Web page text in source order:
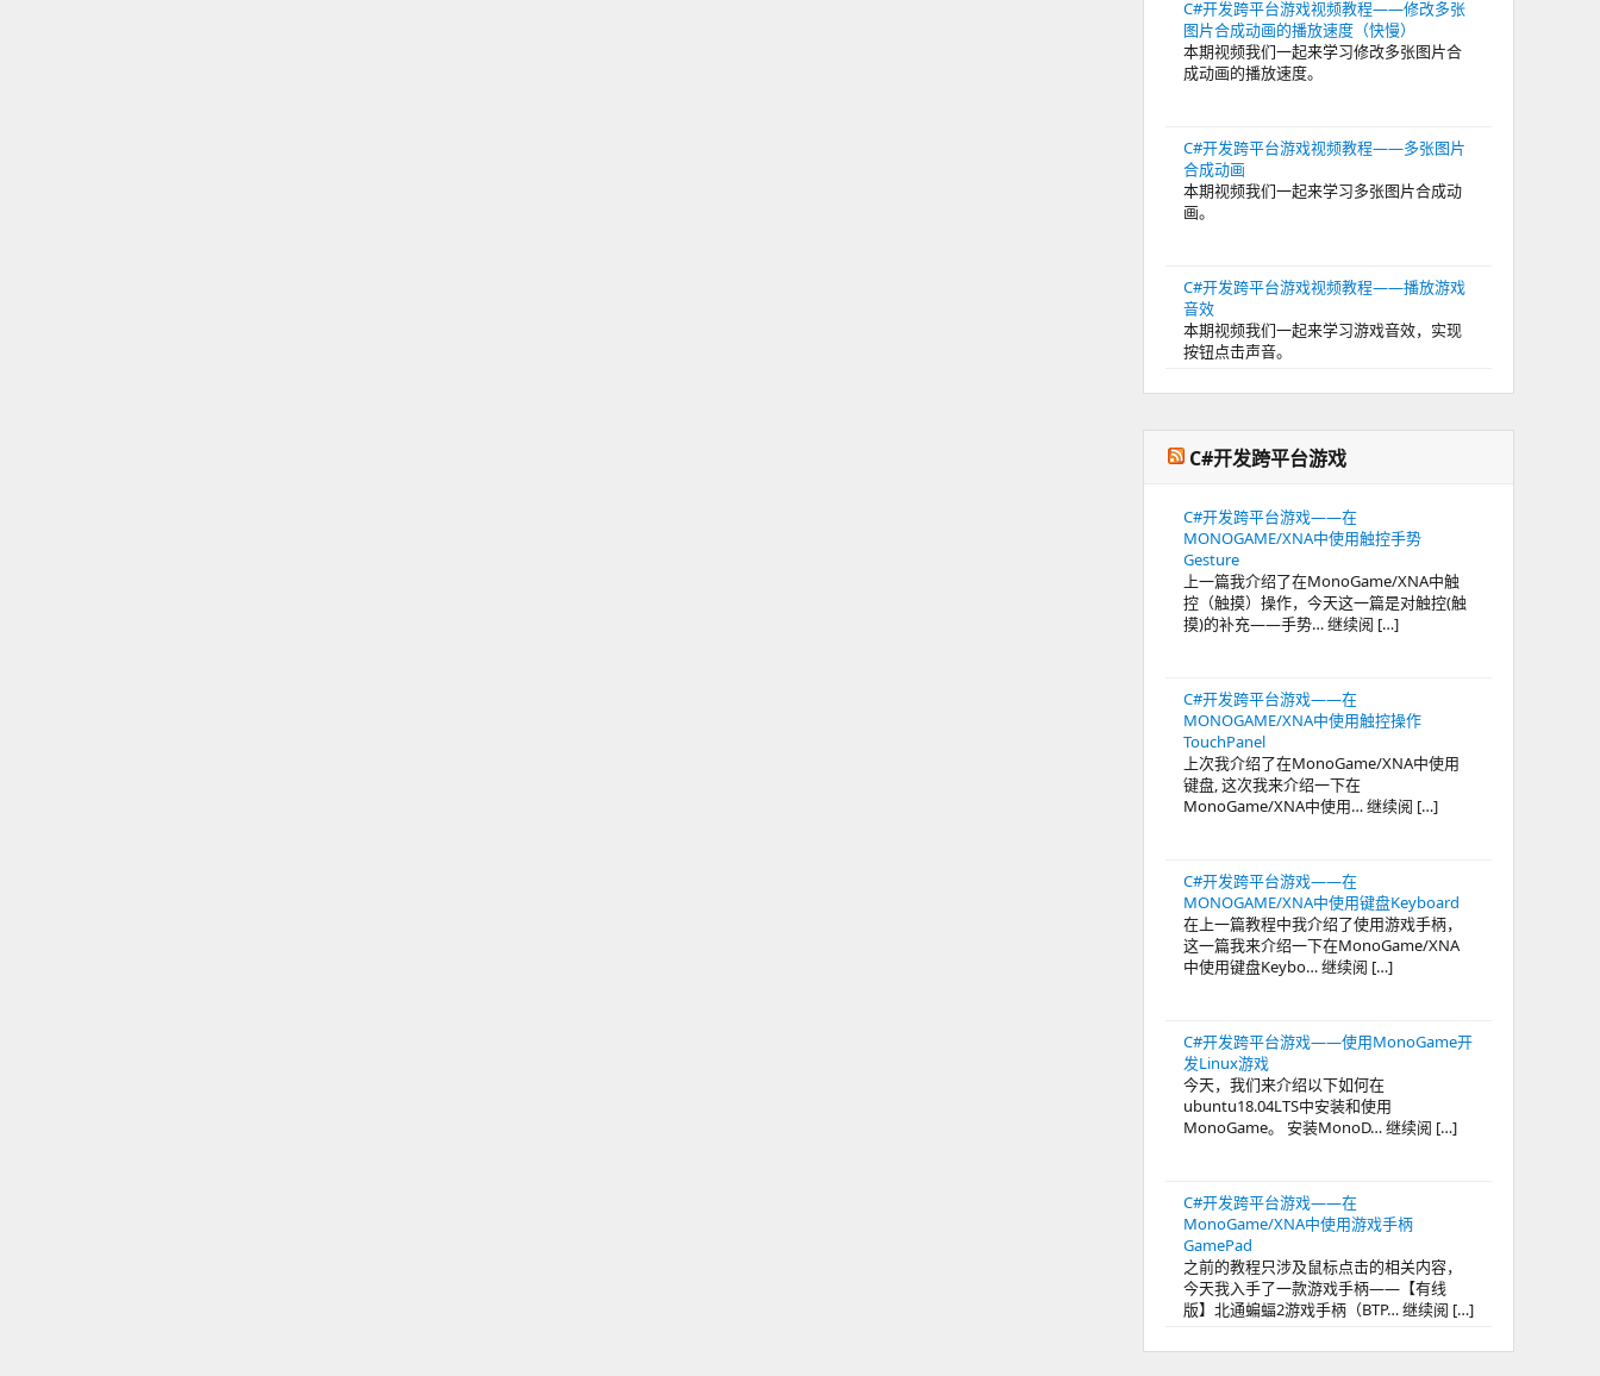
C#开发跨平台游戏视频教程——修改多张
图片合成动画的播放速度（快慢）
本期视频我们一起来学习修改多张图片合
成动画的播放速度。
C#开发跨平台游戏视频教程——多张图片
合成动画
本期视频我们一起来学习多张图片合成动
画。
C#开发跨平台游戏视频教程——播放游戏
音效
本期视频我们一起来学习游戏音效，实现
按钮点击声音。
C#开发跨平台游戏
C#开发跨平台游戏——在
MONOGAME/XNA中使用触控手势
Gesture
上一篇我介绍了在MonoGame/XNA中触
控（触摸）操作，今天这一篇是对触控(触
摸)的补充——手势… 继续阅 […]
C#开发跨平台游戏——在
MONOGAME/XNA中使用触控操作
TouchPanel
上次我介绍了在MonoGame/XNA中使用
键盘, 这次我来介绍一下在
MonoGame/XNA中使用… 继续阅 […]
C#开发跨平台游戏——在
MONOGAME/XNA中使用键盘Keyboard
在上一篇教程中我介绍了使用游戏手柄，
这一篇我来介绍一下在MonoGame/XNA
中使用键盘Keybo… 继续阅 […]
C#开发跨平台游戏——使用MonoGame开
发Linux游戏
今天，我们来介绍以下如何在
ubuntu18.04LTS中安装和使用
MonoGame。 安装MonoD… 继续阅 […]
C#开发跨平台游戏——在
MonoGame/XNA中使用游戏手柄
GamePad
之前的教程只涉及鼠标点击的相关内容，
今天我入手了一款游戏手柄——【有线
版】北通蝙蝠2游戏手柄（BTP… 继续阅 […]